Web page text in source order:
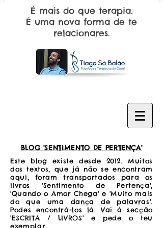
É mais do que terapia.
É uma nova forma de te
relacionares.
BLOG 'SENTIMENTO DE PERTENÇA'
Este blog existe desde 2012. Muitos
dos textos, que já não se encontram
aqui, foram transportados para os
livros 'Sentimento de Pertença',
'Quando o Amor Chega' e 'Muito mais
do que uma dança de palavras'.
Podes encontrá-los lá. Vai à secção
'ESCRITA / LIVROS' e pede o teu
exemplar.